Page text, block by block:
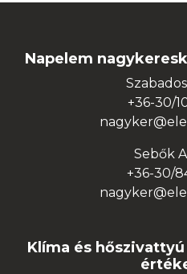
Napelem
+36-30/
Sebők
+36-30/
Klíma és